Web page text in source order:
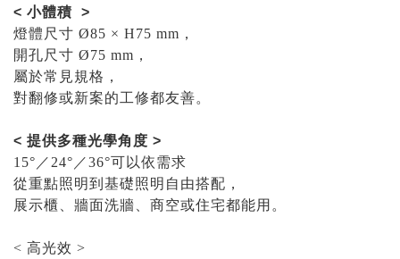
< 小體積 >
燈體尺寸 Ø85 × H75 mm，
開孔尺寸 Ø75 mm，
屬於常見規格，
對翻修或新案的工修都友善。
< 提供多種光學角度 >
15°／24°／36°可以依需求
從重點照明到基礎照明自由搭配，
展示櫃、牆面洗牆、商空或住宅都能用。
< 高光效 >